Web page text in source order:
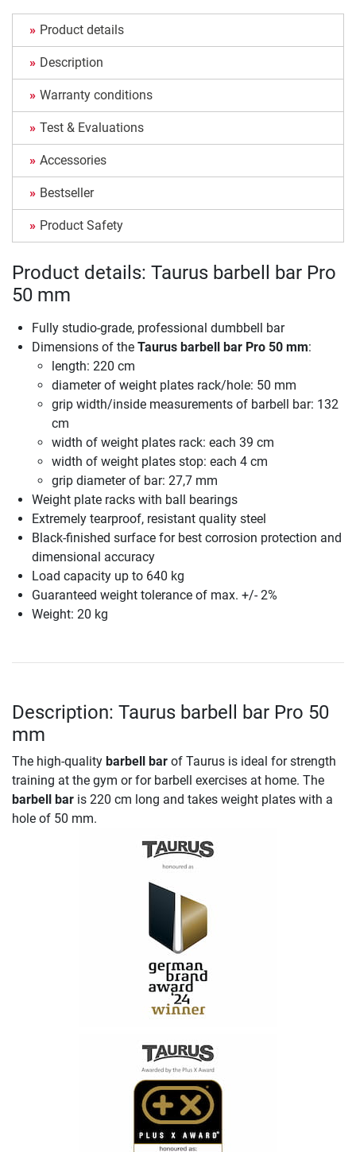
Product details
Description
Warranty conditions
Test & Evaluations
Accessories
Bestseller
Product Safety
Product details: Taurus barbell bar Pro
50 mm
Fully studio-grade, professional dumbbell bar
Dimensions of the Taurus barbell bar Pro 50 mm:
length: 220 cm
diameter of weight plates rack/hole: 50 mm
grip width/inside measurements of barbell bar: 132
cm
width of weight plates rack: each 39 cm
width of weight plates stop: each 4 cm
grip diameter of bar: 27,7 mm
Weight plate racks with ball bearings
Extremely tearproof, resistant quality steel
Black-finished surface for best corrosion protection and
dimensional accuracy
Load capacity up to 640 kg
Guaranteed weight tolerance of max. +/- 2%
Weight: 20 kg
Description: Taurus barbell bar Pro 50
mm
The high-quality barbell bar of Taurus is ideal for strength
training at the gym or for barbell exercises at home. The
barbell bar is 220 cm long and takes weight plates with a
hole of 50 mm.